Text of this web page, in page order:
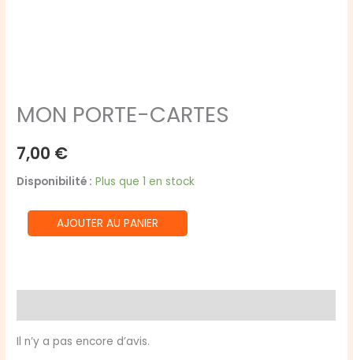
MON PORTE-CARTES
7,00 €
Disponibilité : Plus que 1 en stock
quantité
de
AJOUTER AU PANIER
Il n’y a pas encore d’avis.